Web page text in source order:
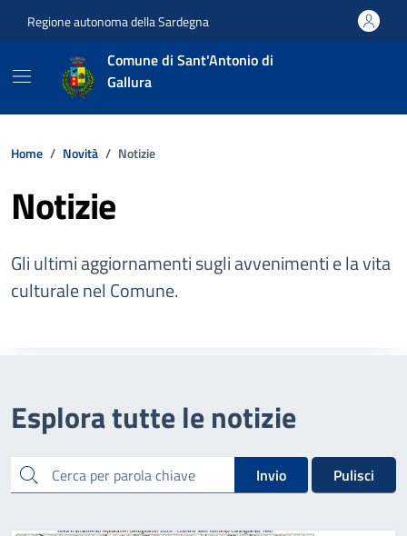
Regione autonoma della Sardegna
Comune di Sant'Antonio di
Gallura
Home Novità Notizie
Notizie
Gli ultimi aggiornamenti sugli avvenimenti e la vita
culturale nel Comune.
Esplora tutte le notizie
cerca Invio Pulisci